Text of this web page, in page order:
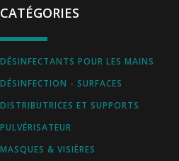
CATÉGORIES
DÉSINFECTANTS POUR LES MAINS
DÉSINFECTION - SURFACES
DISTRIBUTRICES ET SUPPORTS
PULVÉRISATEUR
MASQUES & VISIÈRES